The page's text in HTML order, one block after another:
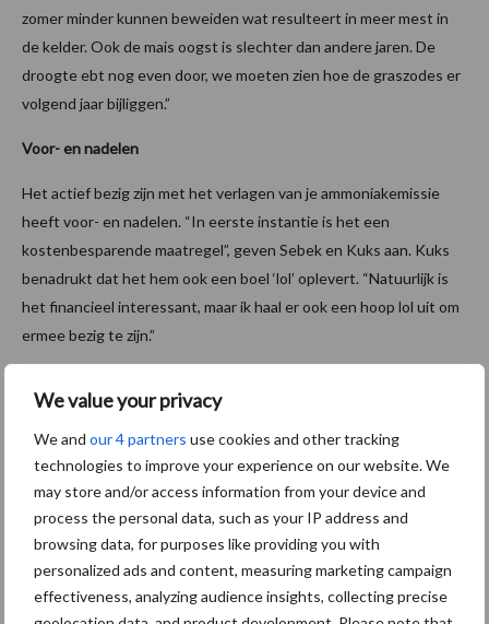
We value your privacy
We and our 4 partners use cookies and other tracking
technologies to improve your experience on our website. We
may store and/or access information from your device and
process the personal data, such as your IP address and
browsing data, for purposes like providing you with
personalized ads and content, measuring marketing campaign
effectiveness, analyzing audience insights, collecting precise
zomer minder kunnen beweiden wat resulteert in meer mest in
de kelder. Ook de mais oogst is slechter dan andere jaren. De
droogte ebt nog even door, we moeten zien hoe de graszodes er
volgend jaar bijliggen.”
Voor- en nadelen
Het actief bezig zijn met het verlagen van je ammoniakemissie
heeft voor- en nadelen. “In eerste instantie is het een
kostenbesparende maatregel”, geven Sebek en Kuks aan. Kuks
benadrukt dat het hem ook een boel ‘lol’ oplevert. “Natuurlijk is
het financieel interessant, maar ik haal er ook een hoop lol uit om
ermee bezig te zijn.”
indicator) kan zijn dat de resultaten minder zijn op andere milieu
indicatoren. Het is belangrijk om de focus breed te houden. Zo
gaat Kuks zich de komende periode ook richten op
methaanemissie. Door verschillende onderzoeken op zowel stal
als individueel koe niveau, wordt de methaanemissie in kaart
gebracht. Werken aan integraliteit blijft van belang!
Bron: Kringloopwijzer